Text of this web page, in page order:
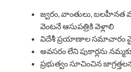
జ్వరం, వాంతులు, బలహీనత
వెంటనే ఆసుపత్రికి వెళ్లాలి
విదేశీ ప్రయాణాల సమాచారం
అవసరం లేని పుకార్లను
ప్రభుత్వం సూచించిన